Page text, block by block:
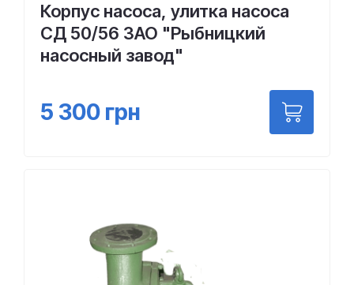
Корпус насоса, улитка насоса
СД 50/56 ЗАО "Рыбницкий
насосный завод"
5 300 грн